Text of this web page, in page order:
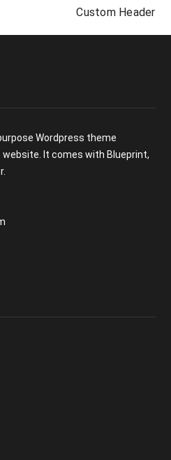
Custom Header
Wordpress theme
It comes with Blueprint,